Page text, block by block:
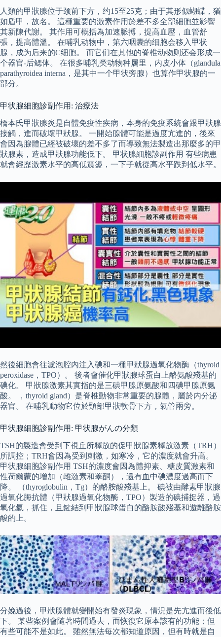
人類的甲狀腺位于颈前下方，约15至25克；由于其形似蝴蝶，猶
如盾甲，故名。 這種重要的激素作用於差不多全部細胞並影響
其新陳代謝。 其作用可概括為加速脈搏，提高血壓，血管舒
張，提高體溫。 在哺乳动物中，第六咽囊的细胞会移入甲状
腺，成为后来的C细胞。 而它们在其他的脊椎动物则还会形成一
个器官-后鳃体。 在很多哺乳类动物种属里，内皮小体（glandula
parathyroidea interna，是其中一个甲状旁腺）也算作甲状腺的一
部分。
甲状腺細胞診副作用: 治療法
橋本氏甲狀腺炎是自體免疫性疾病，本身的免疫系統會跟甲狀腺
接觸，進而破壞甲狀腺。 一開始腺體可能是過度亢進的，後來
會因為腺體已經被破壞的差不多了而導致無法製造出那麼多的甲
狀腺素，造成甲狀腺功能低下。 甲状腺細胞診副作用 有些病患
就會經歷激素水平的高低震盪，一下子就從高水平跌到低水平。
然後細胞會往濾泡腔內注入碘和一種甲狀腺過氧化物酶（thyroid
peroxidase，TPO）。 後者會催化甲狀腺球蛋白上酪氨酸殘基的
碘化。 甲狀腺激素其實指的是三碘甲腺原氨酸和四碘甲腺原氨
酸。 ，thyroid gland）是脊椎動物非常重要的腺體，屬於内分泌
器官。 在哺乳動物它位於頸部甲狀軟骨下方，氣管兩旁。
甲状腺細胞診副作用: 甲状腺がんの分類
TSH的製造會受到下視丘所釋放的促甲狀腺素釋放激素（TRH）
所調控；TRH會因為受到刺激，如寒冷，它的濃度就會升高。
甲状腺細胞診副作用 TSH的濃度會因為體抑素、糖皮質激素和
性荷爾蒙的增加（雌激素和睪酮），還有血中碘濃度過高而下
降。 （thyroglobulin，Tg）的酪胺酸殘基上。 碘被由酵素甲狀腺
過氧化脢抗體（甲狀腺過氧化物酶，TPO）製造的碘捕捉器，過
氧化氫，抓住，且鍵結到甲狀腺球蛋白的酪胺酸殘基和遊離酪胺
酸的上。
分娩過後，甲狀腺體就變開始有發炎現象，情況是先亢進而後低
下。 某些案例會隨著時間過去，而恢復它原本該有的功能；但
有些可能不是如此。 雖然無法每次都知道原因，但有時就是自